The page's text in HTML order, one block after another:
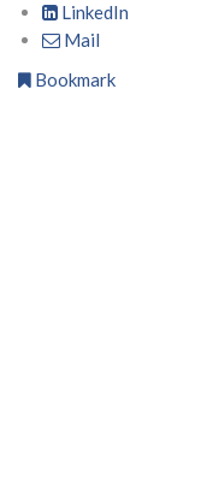
LinkedIn
Mail
Bookmark